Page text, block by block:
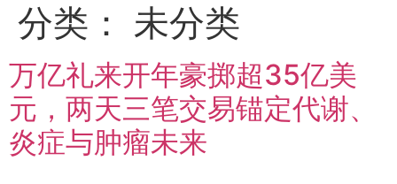
分类： 未分类
万亿礼来开年豪掷超35亿美
元，两天三笔交易锚定代谢、
炎症与肿瘤未来